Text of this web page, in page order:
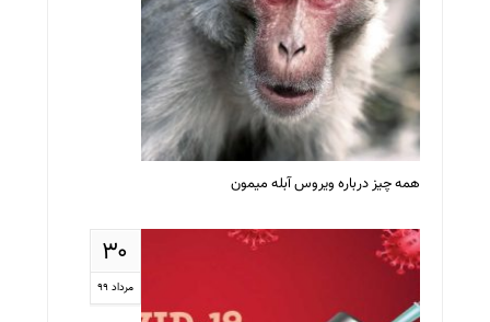
همه چیز درباره ویروس آبله میمون
۳۰
مرداد ۹۹